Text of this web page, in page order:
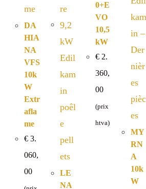
DA
HIA
NA
VFS
10k
W
Extr
afla
me
€ 3.
060,
00
LE
NA
0+E
VO
10,5
kW
€2.
360,
00
(prix
htva)
MY
RN
A
10k
W